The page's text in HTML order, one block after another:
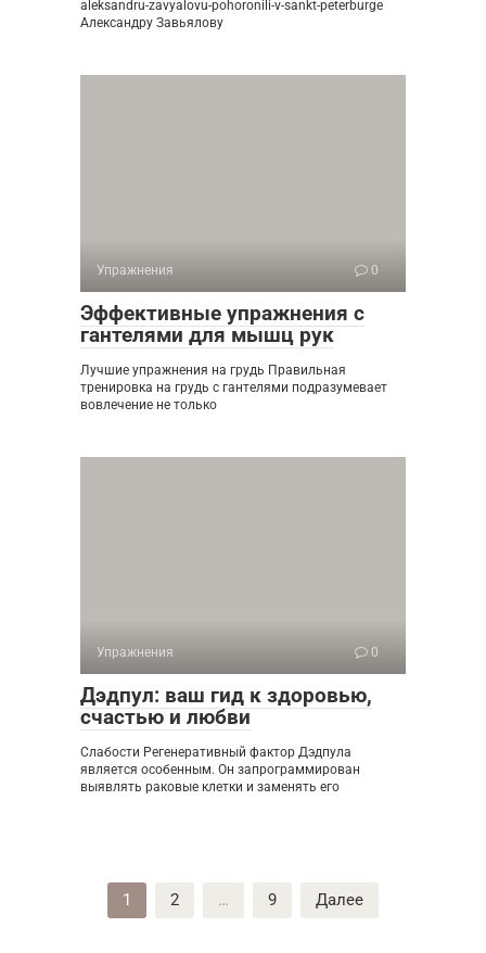
aleksandru-zavyalovu-pohoronili-v-sankt-peterburge
Александру Завьялову
Упражнения 0
Эффективные упражнения с
гантелями для мышц рук
Лучшие упражнения на грудь Правильная
тренировка на грудь с гантелями подразумевает
вовлечение не только
Упражнения 0
Дэдпул: ваш гид к здоровью,
счастью и любви
Слабости Регенеративный фактор Дэдпула
является особенным. Он запрограммирован
выявлять раковые клетки и заменять его
1 2 … 9 Далее